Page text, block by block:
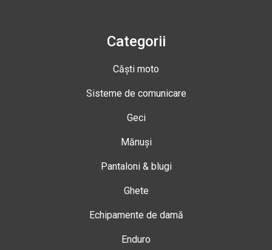
Categorii
Căști moto
Sisteme de comunicare
Geci
Mănuși
Pantaloni & blugi
Ghete
Echipamente de damă
Enduro